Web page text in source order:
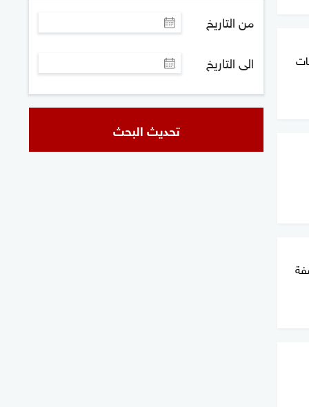
من التاريخ
الى التاريخ
تحديث البحث